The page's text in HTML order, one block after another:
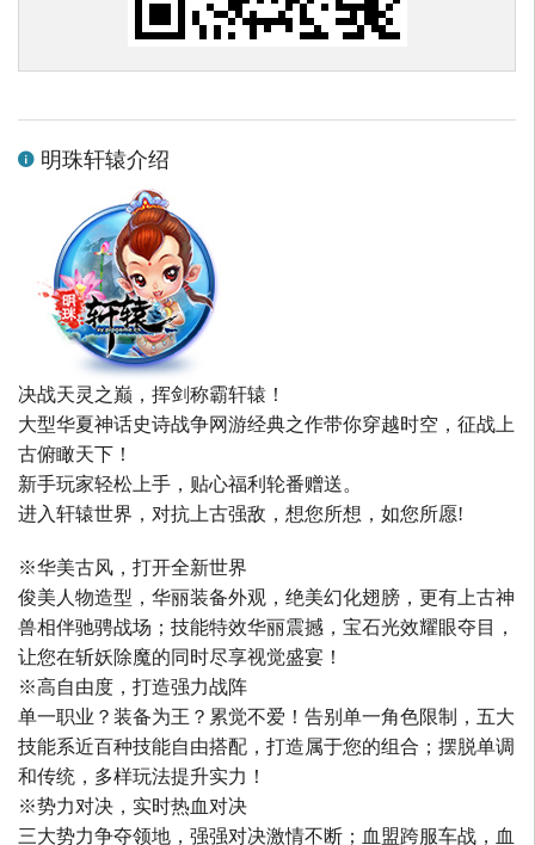
明珠轩辕介绍
决战天灵之巅，挥剑称霸轩辕！
大型华夏神话史诗战争网游经典之作带你穿越时空，征战上
古俯瞰天下！
新手玩家轻松上手，贴心福利轮番赠送。
进入轩辕世界，对抗上古强敌，想您所想，如您所愿!
※华美古风，打开全新世界
俊美人物造型，华丽装备外观，绝美幻化翅膀，更有上古神
兽相伴驰骋战场；技能特效华丽震撼，宝石光效耀眼夺目，
让您在斩妖除魔的同时尽享视觉盛宴！
※高自由度，打造强力战阵
单一职业？装备为王？累觉不爱！告别单一角色限制，五大
技能系近百种技能自由搭配，打造属于您的组合；摆脱单调
和传统，多样玩法提升实力！
※势力对决，实时热血对决
三大势力争夺领地，强强对决激情不断；血盟跨服车战，血